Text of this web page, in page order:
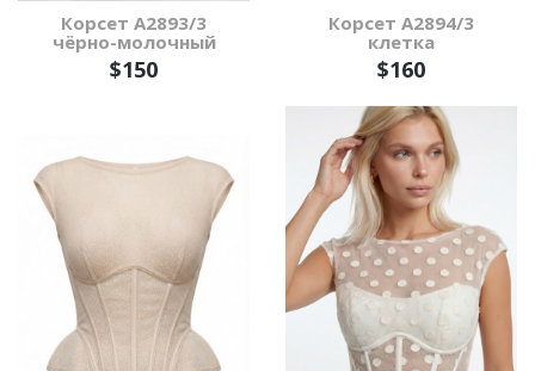
Корсет А2893/3
чёрно-молочный
$150
Корсет А2894/3
клетка
$160